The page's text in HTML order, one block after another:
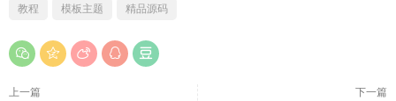
教程 模板主题 精品源码
上一篇 下一篇